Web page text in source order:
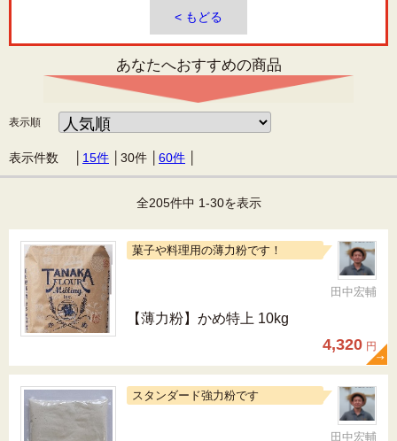
< もどる
あなたへおすすめの商品
表示順
表示件数 │ 15件 30件 60件
全205件中 1-30を表示
菓子や料理用の薄力粉です！
田中宏輔
【薄力粉】かめ特上 10kg
4,320 円
スタンダード強力粉です
田中宏輔